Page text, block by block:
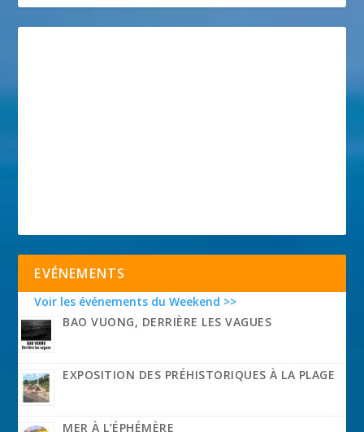
EVÉNEMENTS
Voir les événements du Weekend >>
BAO VUONG, DERRIÈRE LES VAGUES
EXPOSITION DES PRÉHISTORIQUES À LA PLAGE
MER À L’ÉPHÉMÈRE